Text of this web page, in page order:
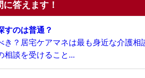
答えます！
すのは普通？
？居宅ケアマネは最も身近な介護相
相談を受けること...